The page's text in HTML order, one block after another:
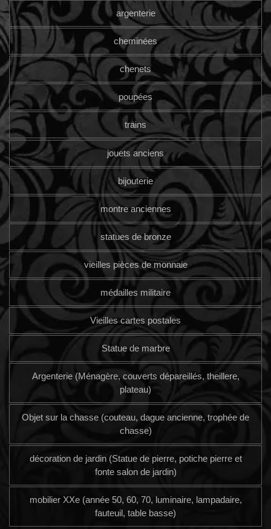
argenterie
cheminées
chenets
poupées
trains
jouets anciens
bijouterie
montre anciennes
statues de bronze
vieilles pièces de monnaie
médailles militaire
Vieilles cartes postales
Statue de marbre
Argenterie (Ménagère, couverts dépareillés, theillere,
plateau)
Objet sur la chasse (couteau, dague ancienne, trophée de
chasse)
décoration de jardin (Statue de pierre, potiche pierre et
fonte salon de jardin)
mobilier XXe (année 50, 60, 70, luminaire, lampadaire,
fauteuil, table basse)